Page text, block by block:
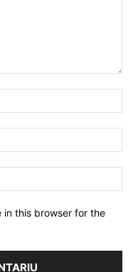
in this browser for the